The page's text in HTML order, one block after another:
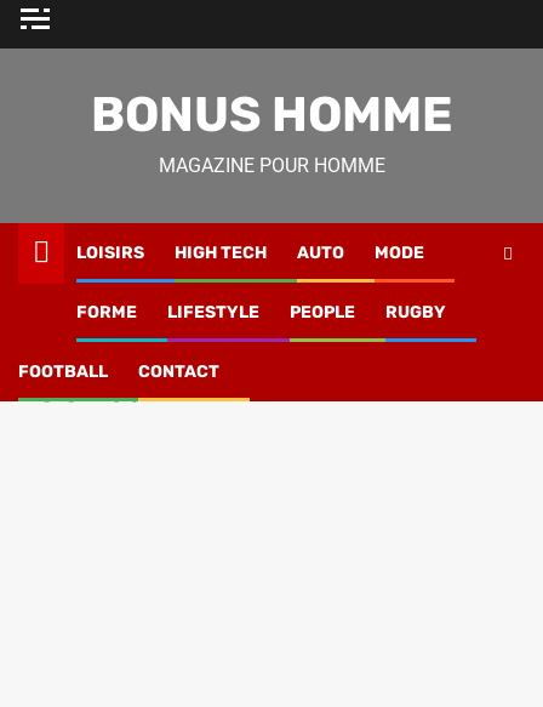
Skip
BONUS HOMME
MAGAZINE POUR HOMME
LOISIRS HIGH TECH AUTO MODE
FORME LIFESTYLE PEOPLE RUGBY
FOOTBALL CONTACT
Classement ligue 2
football